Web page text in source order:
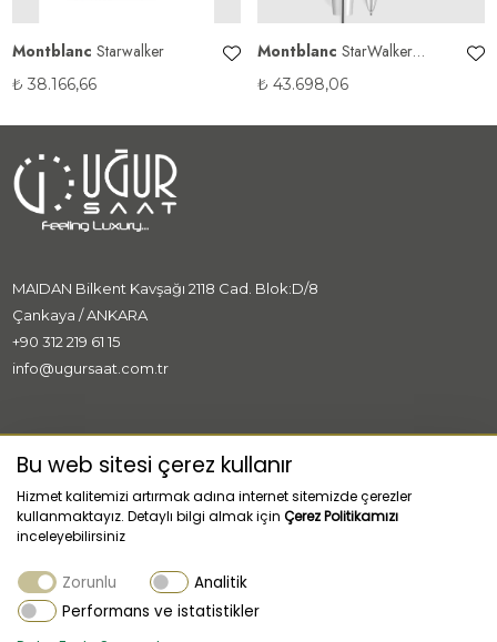
Montblanc Starwalker
₺ 38.166,66
Montblanc
PolarGreen Doué Fineliner
₺ 43.698,06
MAIDAN Bilkent Kavşağı 2118 Cad. Blok:D/8
Çankaya / ANKARA
+90 312 219 61 15
info@ugursaat.com.tr
MARKALAR
KURUMSAL
MÜŞTERİ HİZMETLERİ
Bu web sitesi çerez kullanır
Hizmet kalitemizi artırmak adına internet sitemizde çerezler
kullanmaktayız. Detaylı bilgi almak için Çerez Politikamızı
inceleyebilirsiniz
Zorunlu
Analitik
Performans ve istatistikler